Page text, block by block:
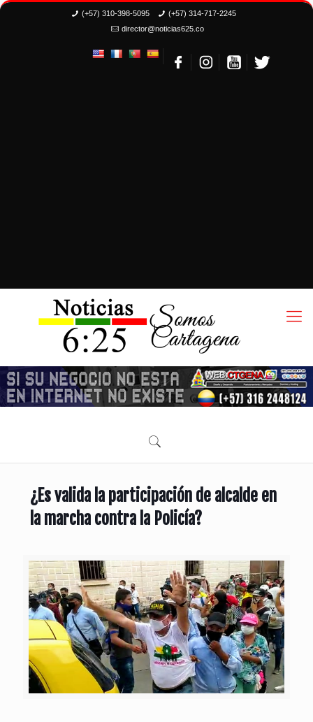
(+57) 310-398-5095
(+57) 314-717-2245
director@noticias625.co
¿Es valida la participación de alcalde en
la marcha contra la Policía?